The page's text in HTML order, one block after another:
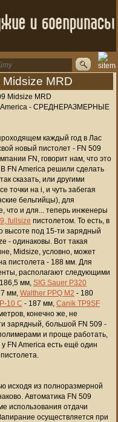
MRD
Midsize MRD
- СРЕДНЕРАЗМЕРНЫЕ
каждый год в Лас
новый пистолет - FN 509
FN, говорит нам, что это
В FN America решили сделать
сказать, или другими
точки на i, и чуть забегая
бельгийцы), для
что и для... теперь инженеры
fullsize пистолетом. То есть, в
высоте под 15-ти зарядный
- одинаковы. Вот такая
Midsize, условно, может
пистолета - 188 мм. Для
располагают следующими
мм, SIG Sauer P320
мм, Walther PPQ M2 - 180
10 C - 187 мм, Canik TP9SF
конечно же, не
зарядный, большой FN 509 -
и проще работать,
FN America есть ещё один
исходя из полноразмерной
Автоматика FN 509
использования отдачи
осуществляется при